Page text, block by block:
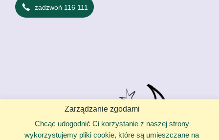
zadzwoń 116 111
Zarządzanie zgodami
Chcąc udogodnić Ci korzystanie z naszej strony
wykorzystujemy pliki cookie, które są umieszczane na